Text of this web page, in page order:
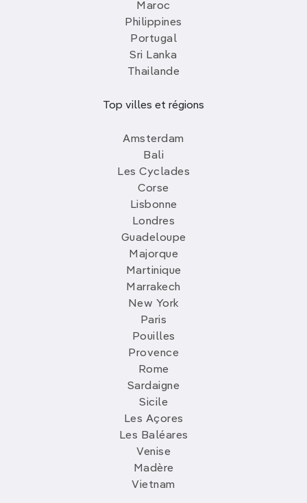
Maroc
Philippines
Portugal
Sri Lanka
Thailande
Top villes et régions
Amsterdam
Bali
Les Cyclades
Corse
Lisbonne
Londres
Guadeloupe
Majorque
Martinique
Marrakech
New York
Paris
Pouilles
Provence
Rome
Sardaigne
Sicile
Les Açores
Les Baléares
Venise
Madère
Vietnam